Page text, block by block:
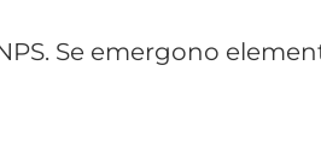
Autonomi